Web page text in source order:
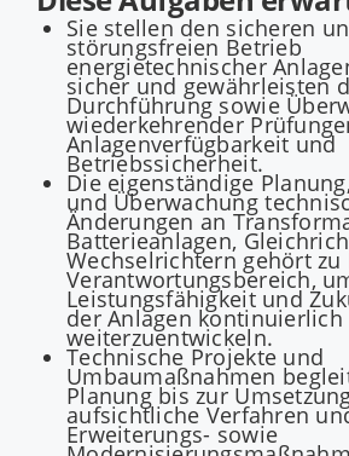
Sie stellen den sicheren
störungsfreien Betrieb
energietechnischer
sicher und gewährleisten
Durchführung sowie
wiederkehrender
Anlagenverfügbarkeit und
Betriebssicherheit.
Die eigenständige
und Überwachung
Änderungen an
Batterieanlagen,
Wechselrichtern gehört zu
Verantwortungsbereich,
Leistungsfähigkeit und
der Anlagen kontinuierlich
weiterzuentwickeln.
Technische Projekte und
Umbaumaßnahmen
Planung bis zur
aufsichtliche Verfahren
Erweiterungs- sowie